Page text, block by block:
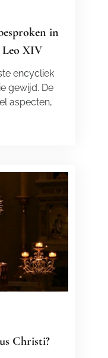
in
Leo XIV
encycliek
gewijd. De
aspecten,
Christi?